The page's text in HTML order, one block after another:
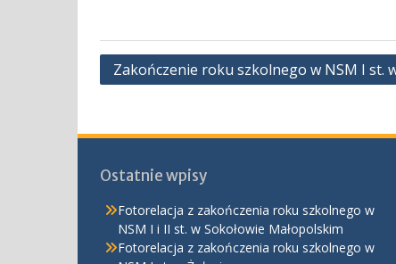
Nawigacja
Zakończenie roku szkolnego w NSM I st.
Ostatnie wpisy
Fotorelacja z zakończenia roku szkolnego w
NSM I i II st. w Sokołowie Małopolskim
Fotorelacja z zakończenia roku szkolnego w